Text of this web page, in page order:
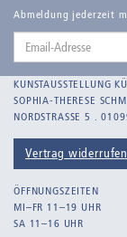
Abmeldung jederzeit
Email-
KUNSTAUSSTELLUNG
SOPHIA-THERESE
NORDSTRASSE 5 .
Vertrag widerrufen
ÖFFNUNGSZEITEN
MI–FR 11–19 UHR
SA 11–16 UHR